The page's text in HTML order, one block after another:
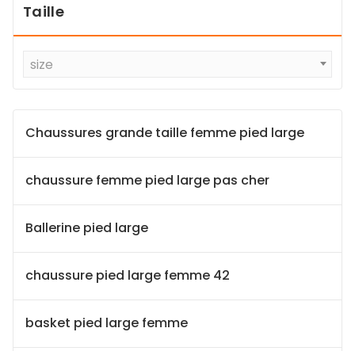
Taille
size
Chaussures grande taille femme pied large
chaussure femme pied large pas cher
Ballerine pied large
chaussure pied large femme 42
basket pied large femme